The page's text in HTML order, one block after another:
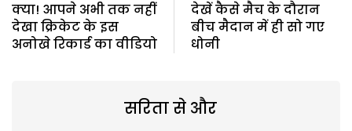
क्या! आपने अभी तक नहीं
देखा क्रिकेट के इस
अनोखे रिकार्ड का वीडियो
देखें कैसे मैच के दौरान
बीच मैदान में ही सो गए
धोनी
सरिता से और